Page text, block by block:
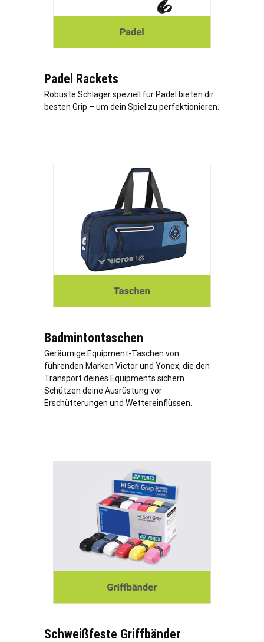
Padel Rackets
Robuste Schläger speziell für Padel bieten dir
besten Grip – um dein Spiel zu perfektionieren.
Badmintontaschen
Geräumige Equipment-Taschen von
führenden Marken Victor und Yonex, die den
Transport deines Equipments sichern.
Schützen deine Ausrüstung vor
Erschütterungen und Wettereinflüssen.
Schweißfeste Griffbänder